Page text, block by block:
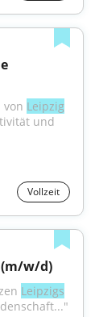
von Leipzig
und
Vollzeit
w/d)
Leipzigs